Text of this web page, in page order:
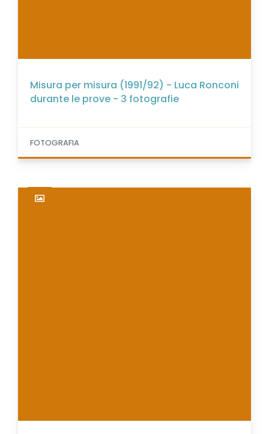
Misura per misura (1991/92) - Luca Ronconi
durante le prove - 3 fotografie
FOTOGRAFIA